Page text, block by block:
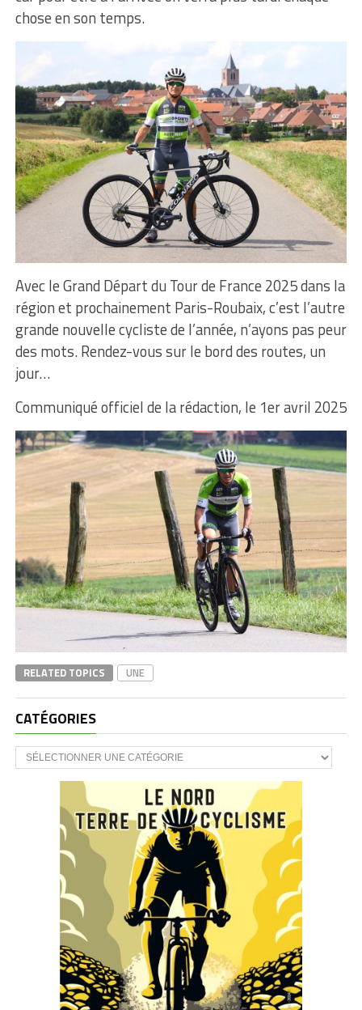
chose en son temps.
Avec le Grand Départ du Tour de France 2025 dans la
région et prochainement Paris-Roubaix, c’est l’autre
grande nouvelle cycliste de l’année, n’ayons pas peur
des mots. Rendez-vous sur le bord des routes, un
jour…
Communiqué officiel de la rédaction, le 1er avril 2025
RELATED TOPICS UNE
CATÉGORIES
CATÉGORIES